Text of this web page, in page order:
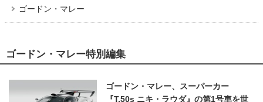
ゴードン・マレー
ゴードン・マレー特別編集
ゴードン・マレー、スーパーカー
『T.50s ニキ・ラウダ』の第1号車を世